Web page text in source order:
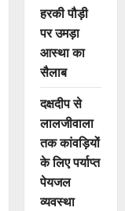
हरकी पौड़ी
पर उमड़ा
आस्था का
सैलाब
दक्षदीप से
लालजीवाला
तक कांवड़ियों
के लिए पर्याप्त
पेयजल
व्यवस्था